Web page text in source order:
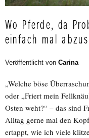
Wo Pferde, da
einfach mal
Veröffentlicht von Carina
„Welche böse
oder „Friert mein
Osten weht?“ – das sind
Alltag gerne mal den
ertappt, wie ich viele